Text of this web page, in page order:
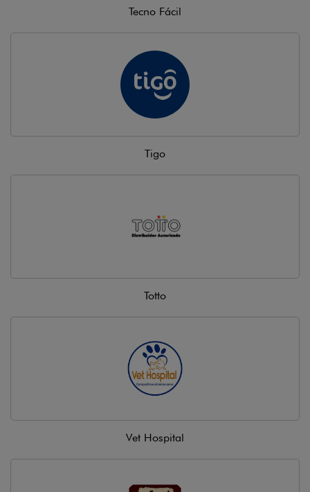
Tecno Fácil
Tigo
Totto
Vet Hospital